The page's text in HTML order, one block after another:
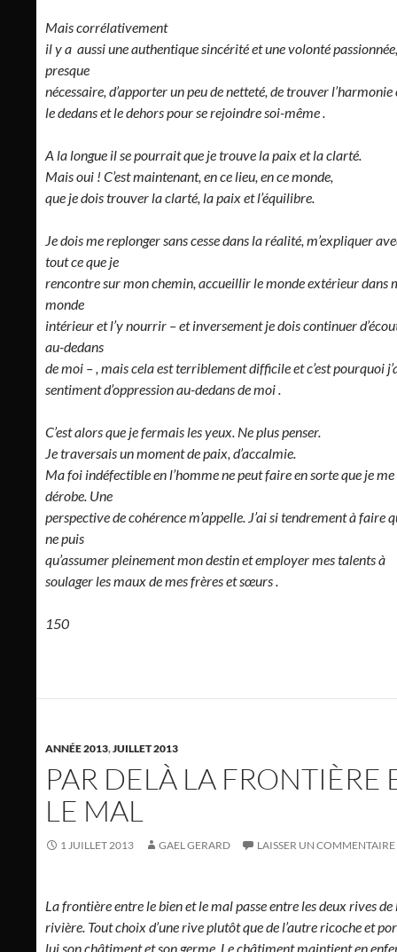
Mais corrélativement
il y a aussi une authentique sincérité et une volonté passionnée,
presque
nécessaire, d’apporter un peu de netteté, de trouver l’harmonie
le dedans et le dehors pour se rejoindre soi-même .
A la longue il se pourrait que je trouve la paix et la clarté.
Mais oui ! C’est maintenant, en ce lieu, en ce monde,
que je dois trouver la clarté, la paix et l’équilibre.
Je dois me replonger sans cesse dans la réalité, m’expliquer
tout ce que je
rencontre sur mon chemin, accueillir le monde extérieur dans
monde
intérieur et l’y nourrir – et inversement je dois continuer
au-dedans
de moi – , mais cela est terriblement difficile et c’est pourquoi
sentiment d’oppression au-dedans de moi .
C’est alors que je fermais les yeux. Ne plus penser.
Je traversais un moment de paix, d’accalmie.
Ma foi indéfectible en l’homme ne peut faire en sorte que je me
dérobe. Une
perspective de cohérence m’appelle. J’ai si tendrement à faire
ne puis
qu’assumer pleinement mon destin et employer mes talents à
soulager les maux de mes frères et sœurs .
150
ANNÉE 2013,JUILLET 2013
PAR DELÀ LA FRONTIÈRE
LE MAL
1 JUILLET 2013 GAEL GERARD LAISSER UN COMMENTAIRE
La frontière entre le bien et le mal passe entre les deux rives de
rivière. Tout choix d’une rive plutôt que de l’autre ricoche et
lui son châtiment et son germe. Le châtiment maintient en